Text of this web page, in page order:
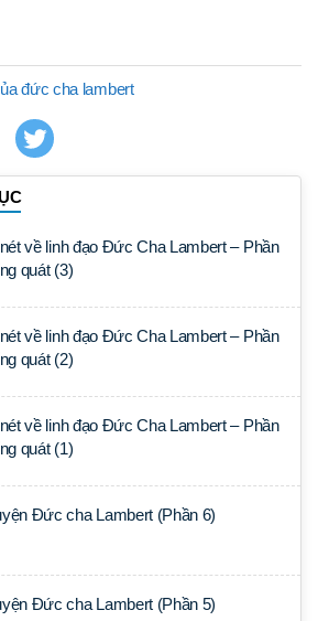
đức cha lambert
về linh đạo Đức Cha Lambert – Phần
quát (3)
về linh đạo Đức Cha Lambert – Phần
quát (2)
về linh đạo Đức Cha Lambert – Phần
quát (1)
Đức cha Lambert (Phần 6)
Đức cha Lambert (Phần 5)